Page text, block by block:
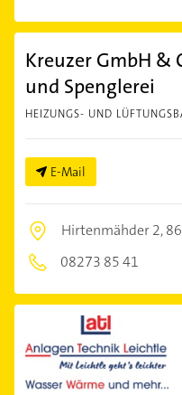
Kreuzer GmbH &
und Spenglerei
HEIZUNGS- UND
E-Mail
Hirtenmähder 2,
08273 85 41